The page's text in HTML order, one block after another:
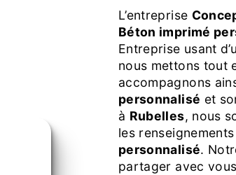
L’entreprise
Béton imprimé
Entreprise usant
nous mettons tout
accompagnons
personnalisé et
à Rubelles, nous
les
personnalisé.
partager avec